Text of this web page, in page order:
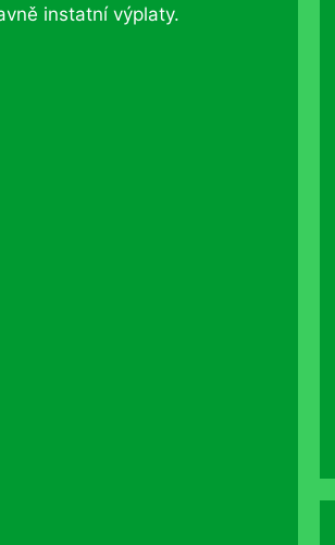
instatní výplaty.